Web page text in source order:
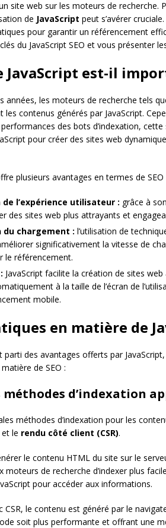
site web sur les moteurs de recherche.
de JavaScript peut s’avérer
pour garantir un référencement
du JavaScript SEO et vous présenter
JavaScript est-il
années, les moteurs de recherche tels
contenus générés par JavaScript.
des bots d’indexation,
pour créer des sites web
plusieurs avantages en termes de SEO
l’expérience utilisateur : grâce à
des sites web plus attrayants et
chargement : l’utilisation de
significativement la vitesse de
le référencement.
JavaScript facilite la création de sites
à la taille de l’écran de
mobile.
en matière de
des avantages offerts par
de SEO :
méthodes d’indexation
méthodes d’indexation pour les
et le rendu côté client (CSR).
le contenu HTML du site sur le
moteurs de recherche d’indexer plus
pour accéder aux informations.
CSR, le contenu est généré par le
soit plus performante et offrant une